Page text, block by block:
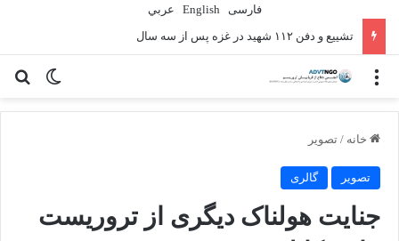
فارسی English
عربي
تشییع و دفن ۱۱۲ شهید در غزه پس از سه سال
تغییر منو
خانه / تصویر
تصویر گالری
جنایت هولناک دیگری از تروریست